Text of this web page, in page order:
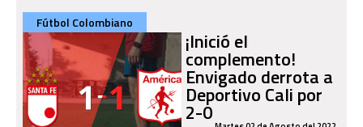
Fútbol Colombiano
¡Inició el
complemento!
Envigado derrota a
Deportivo Cali por
2-0